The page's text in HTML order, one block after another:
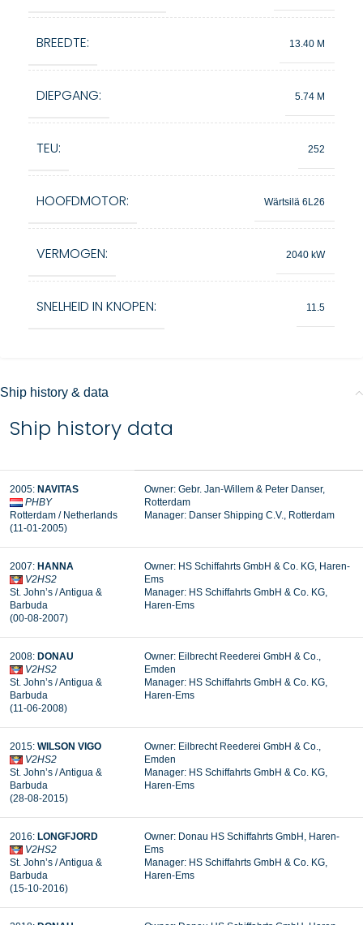
BREEDTE: 13.40 M
DIEPGANG: 5.74 M
TEU: 252
HOOFDMOTOR: Wärtsilä 6L26
VERMOGEN: 2040 kW
SNELHEID IN KNOPEN: 11.5
Ship history & data
Ship history data
2005: NAVITAS
PHBY
Rotterdam / Netherlands
(11-01-2005)
Owner: Gebr. Jan-Willem & Peter Danser,
Rotterdam
Manager: Danser Shipping C.V., Rotterdam
2007: HANNA
V2HS2
St. John’s / Antigua &
Barbuda
(00-08-2007)
Owner: HS Schiffahrts GmbH & Co. KG, Haren-
Ems
Manager: HS Schiffahrts GmbH & Co. KG,
Haren-Ems
2008: DONAU
V2HS2
St. John’s / Antigua &
Barbuda
(11-06-2008)
Owner: Eilbrecht Reederei GmbH & Co.,
Emden
Manager: HS Schiffahrts GmbH & Co. KG,
Haren-Ems
2015: WILSON VIGO
V2HS2
St. John’s / Antigua &
Barbuda
(28-08-2015)
Owner: Eilbrecht Reederei GmbH & Co.,
Emden
Manager: HS Schiffahrts GmbH & Co. KG,
Haren-Ems
2016: LONGFJORD
V2HS2
St. John’s / Antigua &
Barbuda
(15-10-2016)
Owner: Donau HS Schiffahrts GmbH, Haren-
Ems
Manager: HS Schiffahrts GmbH & Co. KG,
Haren-Ems